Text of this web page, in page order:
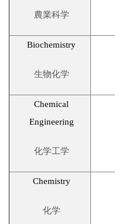
農業科学
Biochemistry
生物化学
Chemical
Engineering
化学工学
Chemistry
化学